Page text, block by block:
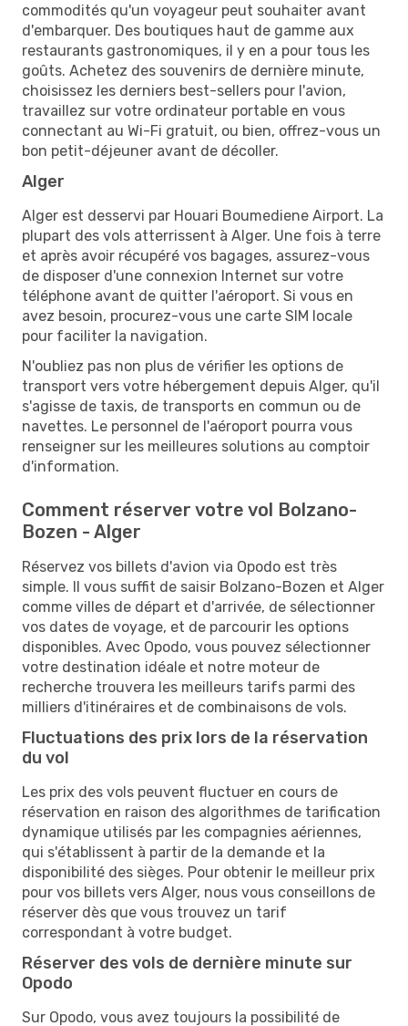
commodités qu'un voyageur peut souhaiter avant
d'embarquer. Des boutiques haut de gamme aux
restaurants gastronomiques, il y en a pour tous les
goûts. Achetez des souvenirs de dernière minute,
choisissez les derniers best-sellers pour l'avion,
travaillez sur votre ordinateur portable en vous
connectant au Wi-Fi gratuit, ou bien, offrez-vous un
bon petit-déjeuner avant de décoller.
Alger
Alger est desservi par Houari Boumediene Airport. La
plupart des vols atterrissent à Alger. Une fois à terre
et après avoir récupéré vos bagages, assurez-vous
de disposer d'une connexion Internet sur votre
téléphone avant de quitter l'aéroport. Si vous en
avez besoin, procurez-vous une carte SIM locale
pour faciliter la navigation.
N'oubliez pas non plus de vérifier les options de
transport vers votre hébergement depuis Alger, qu'il
s'agisse de taxis, de transports en commun ou de
navettes. Le personnel de l'aéroport pourra vous
renseigner sur les meilleures solutions au comptoir
d'information.
Comment réserver votre vol Bolzano-
Bozen - Alger
Réservez vos billets d'avion via Opodo est très
simple. Il vous suffit de saisir Bolzano-Bozen et Alger
comme villes de départ et d'arrivée, de sélectionner
vos dates de voyage, et de parcourir les options
disponibles. Avec Opodo, vous pouvez sélectionner
votre destination idéale et notre moteur de
recherche trouvera les meilleurs tarifs parmi des
milliers d'itinéraires et de combinaisons de vols.
Fluctuations des prix lors de la réservation
du vol
Les prix des vols peuvent fluctuer en cours de
réservation en raison des algorithmes de tarification
dynamique utilisés par les compagnies aériennes,
qui s'établissent à partir de la demande et la
disponibilité des sièges. Pour obtenir le meilleur prix
pour vos billets vers Alger, nous vous conseillons de
réserver dès que vous trouvez un tarif
correspondant à votre budget.
Réserver des vols de dernière minute sur
Opodo
Sur Opodo, vous avez toujours la possibilité de